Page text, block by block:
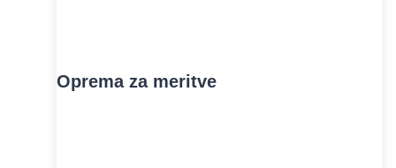
Oprema za meritve